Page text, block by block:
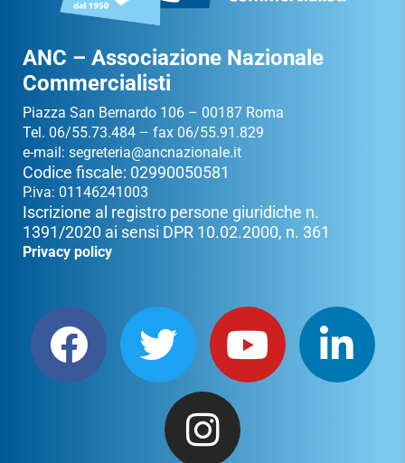
ANC – Associazione Nazionale
Commercialisti
Piazza San Bernardo 106 – 00187 Roma
Tel. 06/55.73.484 – fax 06/55.91.829
e-mail: segreteria@ancnazionale.it
Codice fiscale: 02990050581
P.iva: 01146241003
Iscrizione al registro persone giuridiche n.
1391/2020 ai sensi DPR 10.02.2000, n. 361
Privacy policy